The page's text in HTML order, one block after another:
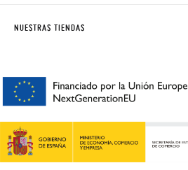
AVISO LEGAL, PRIVACIDAD Y COOKIES
REBAJAS
PREGUNTAS FRECUENTES
NUESTRAS TIENDAS